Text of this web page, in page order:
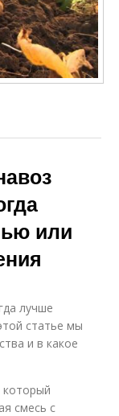
или
лучше
статье мы
и в какое
который
смесь с